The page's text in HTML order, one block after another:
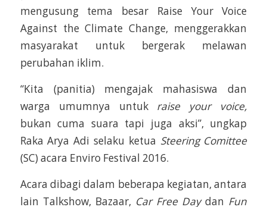
mengusung tema besar Raise Your Voice
Against the Climate Change, menggerakkan
masyarakat untuk bergerak melawan
perubahan iklim.
“Kita (panitia) mengajak mahasiswa dan
warga umumnya untuk raise your voice,
bukan cuma suara tapi juga aksi”, ungkap
Raka Arya Adi selaku ketua Steering Comittee
(SC) acara Enviro Festival 2016.
Acara dibagi dalam beberapa kegiatan, antara
lain Talkshow, Bazaar, Car Free Daydan Fun